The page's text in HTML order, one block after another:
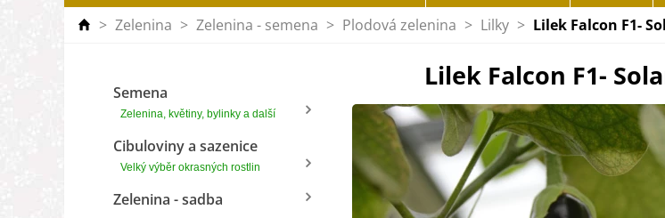
> Zelenina > Zelenina - semena > Plodová zelenina > Lilky > Lilek Falcon F1-
Semena
Zelenina, květiny, bylinky a další
Cibuloviny a sazenice
Velký výběr okrasných rostlin
Zelenina - sadba
Lilek Falcon F1-